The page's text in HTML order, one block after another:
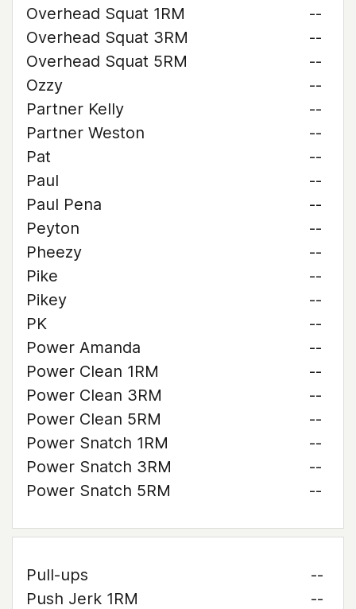
Overhead Squat 1RM
--
Overhead Squat 3RM
--
Overhead Squat 5RM
--
Ozzy
--
Partner Kelly
--
Partner Weston
--
Pat
--
Paul
--
Paul Pena
--
Peyton
--
Pheezy
--
Pike
--
Pikey
--
PK
--
Power Amanda
--
Power Clean 1RM
--
Power Clean 3RM
--
Power Clean 5RM
--
Power Snatch 1RM
--
Power Snatch 3RM
--
Power Snatch 5RM
--
Pull-ups
--
Push Jerk 1RM
--